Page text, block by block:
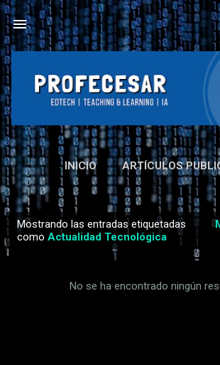
Ir al contenido principal
INICIO ARTÍCULOS
CAPITULO DE LIBRO LIBROS
LINKTREE
E
n
Mostrando las entradas etiquetadas
como Actualidad Tecnológica
No se ha encontrado ningún